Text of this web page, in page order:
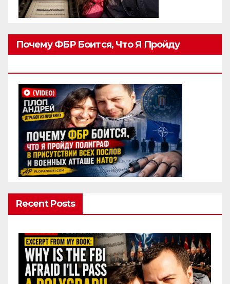
Почему ФБР Боится, Что Я Пройду
Recent Posts